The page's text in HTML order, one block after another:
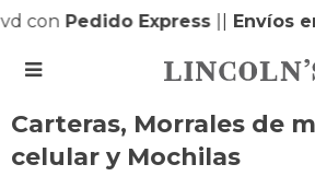
conPedido Express| Envíos

Carteras, Morrales de
celular y Mochilas